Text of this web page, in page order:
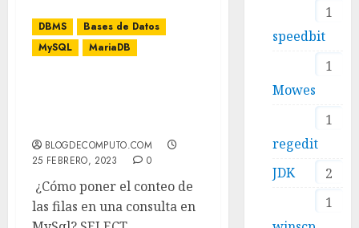
DBMS
Bases de Datos
MySQL
MariaDB
BLOGDECOMPUTO.COM
25 FEBRERO, 2023
0
¿Cómo poner el conteo de
las filas en una consulta en
1
speedbit
1
Mowes
1
regedit
2
JDK
1